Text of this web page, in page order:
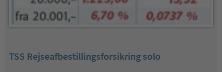
TSS Rejseafbestillingsforsikring solo